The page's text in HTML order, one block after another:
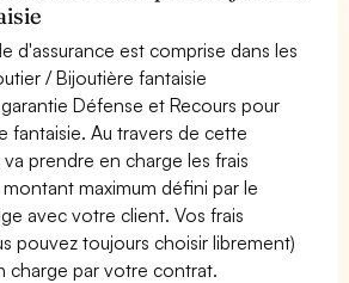
d'assurance est comprise dans les
/ Bijoutière fantaisie
Défense et Recours pour
fantaisie. Au travers de cette
va prendre en charge les frais
maximum défini par le
avec votre client. Vos frais
pouvez toujours choisir librement)
charge par votre contrat.